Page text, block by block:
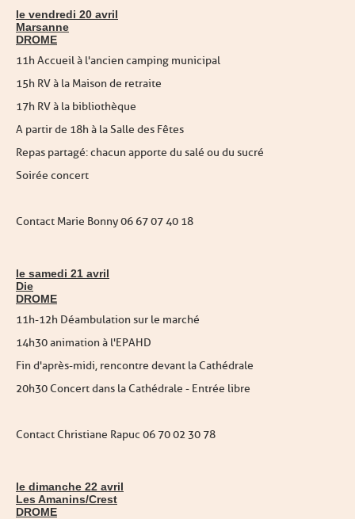
le vendredi 20 avril
Marsanne
DROME
11h Accueil à l'ancien camping municipal
15h RV à la Maison de retraite
17h RV à la bibliothèque
A partir de 18h à la Salle des Fêtes
Repas partagé : chacun apporte du salé ou du sucré
Soirée concert
Contact Marie Bonny 06 67 07 40 18
le samedi 21 avril
Die
DROME
11h-12h Déambulation sur le marché
14h30 animation à l'EPAHD
Fin d'après-midi, rencontre devant la Cathédrale
20h30 Concert dans la Cathédrale - Entrée libre
Contact Christiane Rapuc 06 70 02 30 78
le dimanche 22 avril
Les Amanins/Crest
DROME